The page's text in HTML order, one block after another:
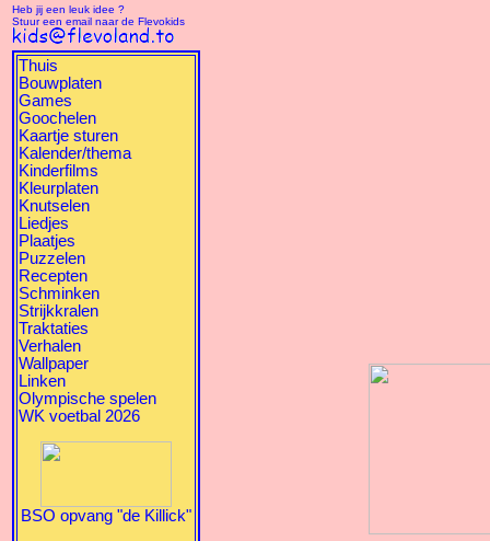
Heb jij een leuk idee ?
Stuur een email naar de Flevokids
Thuis
Bouwplaten
Games
Goochelen
Kaartje sturen
Kalender/thema
Kinderfilms
Kleurplaten
Knutselen
Liedjes
Plaatjes
Puzzelen
Recepten
Schminken
Strijkkralen
Traktaties
Verhalen
Wallpaper
Linken
Olympische spelen
WK voetbal 2026
BSO opvang "de Killick"